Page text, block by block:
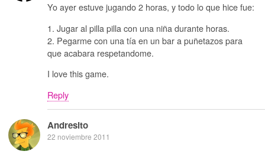
Yo ayer estuve jugando 2 horas, y todo lo que hice fue:
1. Jugar al pilla pilla con una niña durante horas.
2. Pegarme con una tía en un bar a puñetazos para
que acabara respetandome.
I love this game.
Reply
Andresito
22 noviembre 2011